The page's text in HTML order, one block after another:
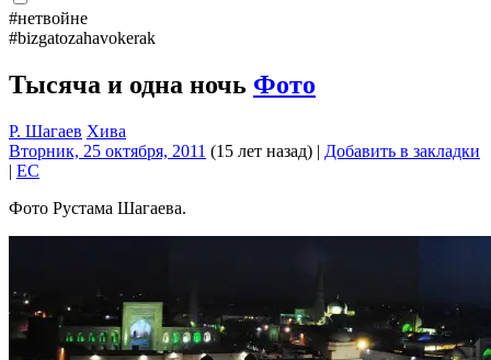
#нетвойне
#bizgatozahavokerak
Тысяча и одна ночь Фото
Р. Шагаев Хива
Вторник, 25 октября, 2011 (15 лет назад) | Добавить в закладки
| EC
Фото Рустама Шагаева.